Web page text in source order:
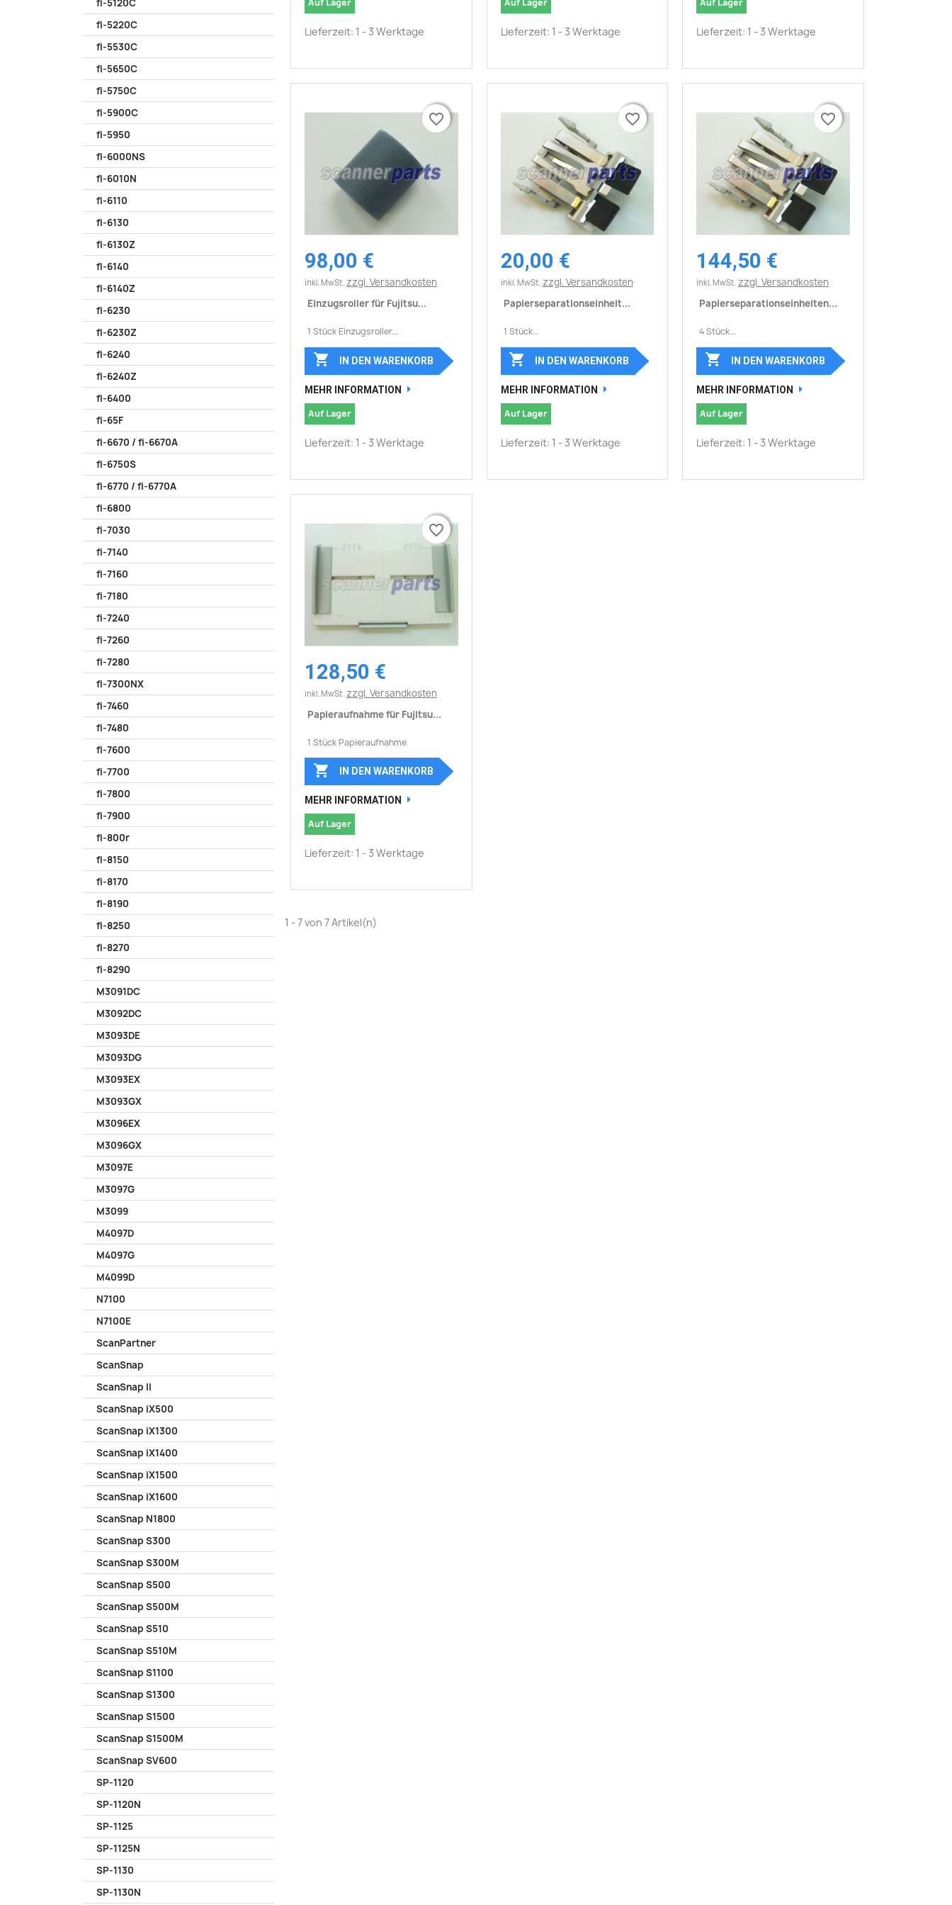
fi-5120C
fi-5220C
fi-5530C
fi-5650C
fi-5750C
fi-5900C
fi-5950
fi-6000NS
fi-6010N
fi-6110
fi-6130
fi-6130Z
fi-6140
fi-6140Z
fi-6230
fi-6230Z
fi-6240
fi-6240Z
fi-6400
fi-65F
fi-6670 / fi-6670A
fi-6750S
fi-6770 / fi-6770A
fi-6800
fi-7030
fi-7140
fi-7160
fi-7180
fi-7240
fi-7260
fi-7280
fi-7300NX
fi-7460
fi-7480
fi-7600
fi-7700
fi-7800
fi-7900
fi-800r
fi-8150
fi-8170
fi-8190
fi-8250
fi-8270
fi-8290
M3091DC
M3092DC
M3093DE
M3093DG
M3093EX
M3093GX
M3096EX
M3096GX
M3097E
M3097G
M3099
M4097D
M4097G
M4099D
N7100
N7100E
ScanPartner
ScanSnap
ScanSnap II
ScanSnap iX500
ScanSnap iX1300
ScanSnap iX1400
ScanSnap iX1500
ScanSnap iX1600
ScanSnap N1800
ScanSnap S300
ScanSnap S300M
ScanSnap S500
ScanSnap S500M
ScanSnap S510
ScanSnap S510M
ScanSnap S1100
ScanSnap S1300
ScanSnap S1500
ScanSnap S1500M
ScanSnap SV600
SP-1120
SP-1120N
SP-1125
SP-1125N
SP-1130
SP-1130N
Auf Lager
Lieferzeit: 1 - 3 Werktage
Auf Lager
Lieferzeit: 1 - 3 Werktage
Auf Lager
Lieferzeit: 1 - 3 Werktage
 Vorschau
98,00 €
inkl. MwSt. zzgl. Versandkosten
Einzugsroller für Fujitsu...
1 Stück Einzugsroller...
favorite_border
 IN DEN WARENKORB
MEHR INFORMATION
Auf Lager
Lieferzeit: 1 - 3 Werktage
favorite_border
 Vorschau
20,00 €
inkl. MwSt. zzgl. Versandkosten
Papierseparationseinheit...
1 Stück...
favorite_border
 IN DEN WARENKORB
MEHR INFORMATION
Auf Lager
Lieferzeit: 1 - 3 Werktage
favorite_border
Vorschau
144,50 €
inkl. MwSt. zzgl. Versandkosten
Papierseparationseinheiten...
4 Stück...
favorite_border
 IN DEN WARENKORB
MEHR INFORMATION
Auf Lager
Lieferzeit: 1 - 3 Werktage
favorite_border
Vorschau
128,50 €
inkl. MwSt. zzgl. Versandkosten
Papieraufnahme für Fujitsu...
1 Stück Papieraufnahme
favorite_border
 IN DEN WARENKORB
MEHR INFORMATION
Auf Lager
Lieferzeit: 1 - 3 Werktage
favorite_border
1 - 7 von 7 Artikel(n)